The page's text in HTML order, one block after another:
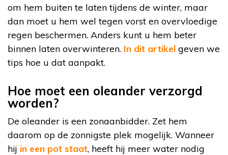
om hem buiten te laten tijdens de winter, maar
dan moet u hem wel tegen vorst en overvloedige
regen beschermen. Anders kunt u hem beter
binnen laten overwinteren. In dit artikel geven we
tips hoe u dat aanpakt.
Hoe moet een oleander verzorgd
worden?
De oleander is een zonaanbidder. Zet hem
daarom op de zonnigste plek mogelijk. Wanneer
hij in een pot staat, heeft hij meer water nodig